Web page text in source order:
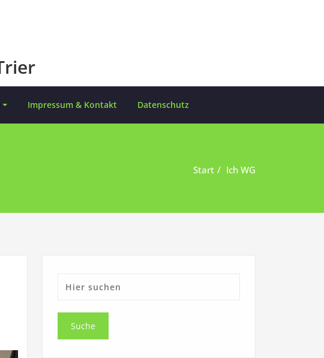
Impressum & Kontakt Datenschutz
Start Ich WG